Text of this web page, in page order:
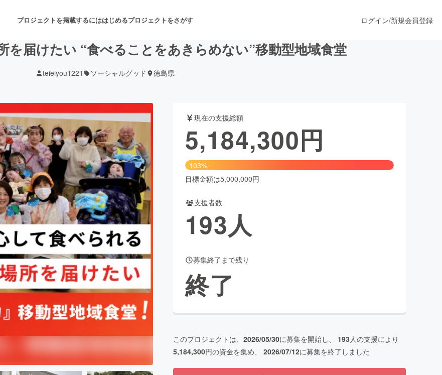
プロジェクトを掲載するにははじめるプロジェクトをさがす
音楽 舞台・パフォーマンス
ゲーム・サービス開発 フード・飲食店 ファッション
書籍・雑誌出版 アニメ・漫画
チャレンジ ビューティー・ヘルスケア
CAMPFIRE for Social Good
CAMPFIRE Creation
CAMPFIREふるさと納税machi-yaコミュニティ
ログイン/新規会員登録
を届けたい “食べることをあきらめない”移動型地域食堂
teieiyou1221 ソーシャルグッド 徳島県
現在の支援総額
5,184,300円
103%
目標金額は5,000,000円
支援者数
193人
募集終了まで残り
終了
このプロジェクトは、 2026/05/30に募集を開始し、 193人の支援により
5,184,300円の資金を集め、 2026/07/12に募集を終了しました